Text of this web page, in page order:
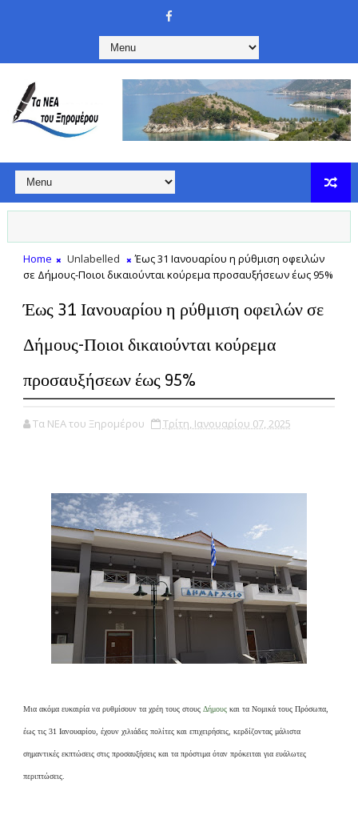
Home Unlabelled
Έως 31 Ιανουαρίου η ρύθμιση οφειλών
σε Δήμους-Ποιοι δικαιούνται κούρεμα προσαυξήσεων έως 95%
Έως 31 Ιανουαρίου η ρύθμιση οφειλών σε
Δήμους-Ποιοι δικαιούνται κούρεμα
προσαυξήσεων έως 95%
Τα ΝΕΑ του Ξηρομέρου Τρίτη, Ιανουαρίου 07, 2025
Μια ακόμα ευκαιρία να ρυθμίσουν τα χρέη τους στους Δήμουςκαι τα Νομικά τους Πρόσωπα,
έως τις 31 Ιανουαρίου, έχουν χιλιάδες πολίτες και επιχειρήσεις, κερδίζοντας μάλιστα
σημαντικές εκπτώσεις στις προσαυξήσεις και τα πρόστιμα όταν πρόκειται για ευάλωτες
περιπτώσεις.